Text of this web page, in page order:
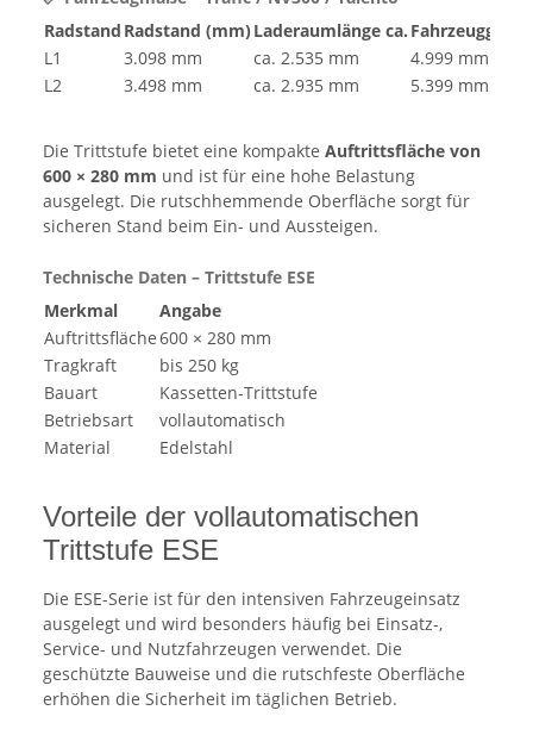
Radstand Radstand (mm)Laderaumlänge ca.
L1
3.098 mm ca. 2.535 mm
4.999 mm
L2
3.498 mm ca. 2.935 mm 5.399 mm
Die Trittstufe bietet eine kompakte Auftrittsfläche von
600 × 280 mm und ist für eine hohe Belastung
ausgelegt. Die rutschhemmende Oberfläche sorgt für
sicheren Stand beim Ein- und Aussteigen.
Technische Daten – Trittstufe ESE
Merkmal
Angabe
Auftrittsfläche600 × 280 mm
Tragkraft
bis 250 kg
Bauart
Kassetten-Trittstufe
Betriebsart
vollautomatisch
Material
Edelstahl
Vorteile der vollautomatischen
Trittstufe ESE
Die ESE-Serie ist für den intensiven Fahrzeugeinsatz
ausgelegt und wird besonders häufig bei Einsatz-,
Service- und Nutzfahrzeugen verwendet. Die
geschützte Bauweise und die rutschfeste Oberfläche
erhöhen die Sicherheit im täglichen Betrieb.